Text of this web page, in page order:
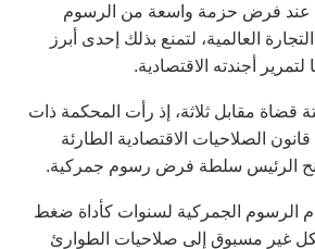
عند فرض حزمة واسعة من الرسوم
العالمية، لتمنع بذلك إحدى أبرز
لتمرير أجندته الاقتصادية.
قضاة مقابل ثلاثة، إذ رأت المحكمة ذات
قانون الصلاحيات الاقتصادية الطارئة
الرسوم الجمركية لسنوات كأداة ضغط
غير مسبوق إلى صلاحيات الطوارئ